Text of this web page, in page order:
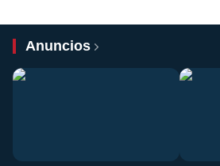
Anuncios